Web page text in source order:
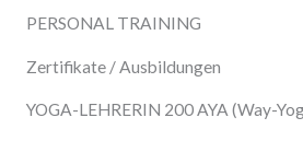
PERSONAL TRAINING
Zertifikate / Ausbildungen
YOGA-LEHRERIN 200 AYA (Way-